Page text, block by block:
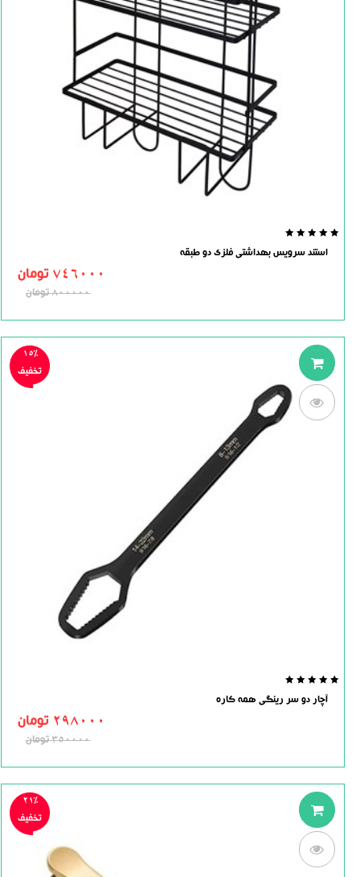
out
استند سرویس بهداشتی فلزی دو طبقه
746000 تومان
800000تومان
out
15%
تخفیف
آچار دو سر رینگی همه کاره
298000 تومان
350000تومان
21%
تخفیف